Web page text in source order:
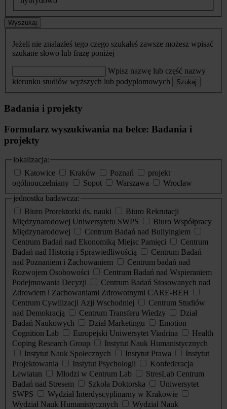
Wyszukaj
Jeżeli nie znalazłeś tego czego szukałeś zawsze możesz wpisać
szukane słowo lub frazę poniżej
Wpisz nazwę lub część nazwy
kierunku studiów wyższych lub podyplomowych
Szukaj
Badania i projekty
Formularz wyszukiwania na belce: Badania i
projekty
lokalizacja:
Katowice
Kraków Poznań
projekt
ogólnouczelniany
Sopot Warszawa
Wrocław
jednostka badawcza:
Biuro Prorektorki ds. nauki
Biuro Rekrutacji
Międzynarodowej Uniwersytetu SWPS
Biuro Współpracy
Międzynarodowej
Centrum Badań nad Bullyingiem
Centrum Badań nad Ekonomiką Miejsc Pamięci
Centrum
Badań nad Historią i Sprawiedliwością
Centrum Badań
nad Poznaniem i Zachowaniem
Centrum badań nad
Rozwojem Osobowości
Centrum Badań nad Wspieraniem
Podejmowania Decyzji
Centrum Badań Stosowanych nad
Zdrowiem i Zachowaniami Zdrowotnymi CARE-BEH
Centrum Cywilizacji Azji Wschodniej
Centrum Studiów
nad Demokracją
Centrum Transferu Wiedzy
Dział
Badań Naukowych
Dział Marketingu
Emotion
Cognition Lab
Europejski Uniwersytet Viadrina
Health
Coping Research Group
Instytut Nauk Humanistycznych
Instytut Nauk Społecznych
Instytut Prawa
Instytut
Projektowania
Instytut Psychologii
Konfederacja
Lewiatan
Młodzi w Centrum Lab
StresLab Centrum
Badań nad Stresem
Szkoła Doktorska
Uniwersytet
SWPS
Wydział Interdyscyplinarny w Krakowie
Wydział Nauk Humanistycznych
Wydział Nauk